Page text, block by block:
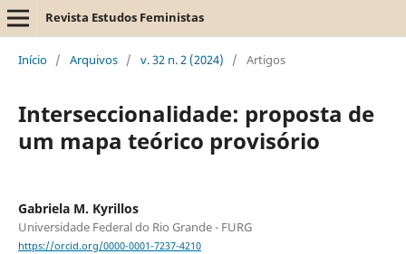
Revista Estudos Feministas
Início / Arquivos / v. 32 n. 2 (2024) / Artigos
Interseccionalidade: proposta de
um mapa teórico provisório
Gabriela M. Kyrillos
Universidade Federal do Rio Grande - FURG
https://orcid.org/0000-0001-7237-4210